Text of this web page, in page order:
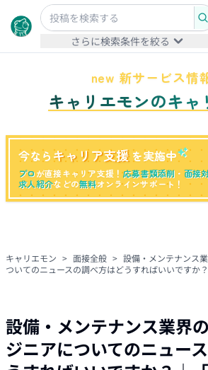
さらに検索条件を絞る
new 新サービス情
キャリエモンのキャ
今なら キャリア支援 を実施中
プロが直接キャリア支援！応募書類添削 ・ 面接
求人紹介などの無料オンラインサポート！
キャリエモン > 面接全般 > 設備・メンテナンス
ついてのニュースの調べ方はどうすればいいですか？
設備・メンテナンス業界
ジニアについてのニュー